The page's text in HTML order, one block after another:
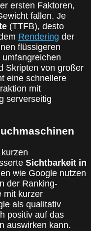
ersten Faktoren,
fallen. Je
(TTFB), desto
Rendering der
flüssigeren
Skripten von großer
eine schnellere
mit
serverseitig
Sichtbarkeit in
wie Google nutzen
der Ranking-
mit kurzer
als qualitativ
positiv auf das
auswirken kann.